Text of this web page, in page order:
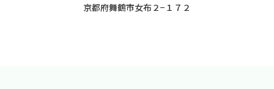
京都府舞鶴市女布２−１７２